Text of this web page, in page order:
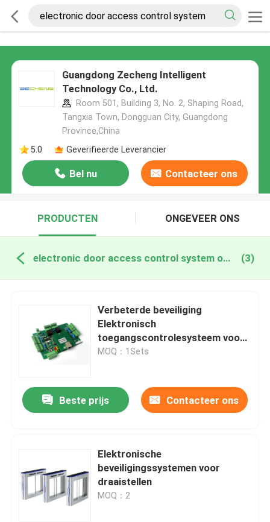
Guangdong Zecheng Intelligent
Technology Co., Ltd.
Room 501, Building 3, No. 2, Shaping Road,
Tangxia Town, Dongguan City, Guangdong
Province,China
5.0
Geverifieerde Leverancier
Bel nu Contacteer ons
PRODUCTEN ONGEVEER ONS
electronic door access control system online fabricage (3)
Verbeterde beveiliging
Elektronisch
toegangscontrolesysteem voor
deuren Gezichtsscanner
MOQ：1Sets
Beste prijs Contacteer ons
Elektronische
beveiligingssystemen voor
draaistellen
MOQ：2